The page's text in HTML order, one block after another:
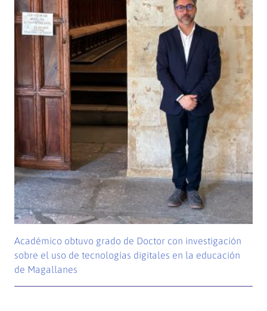
Académico obtuvo grado de Doctor con investigación
sobre el uso de tecnologías digitales en la educación
de Magallanes